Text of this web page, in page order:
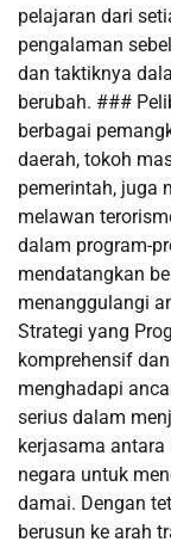
pelajaran dari
pengalaman
dan taktiknya
berubah. ###
berbagai
daerah, tokoh
pemerintah, juga
melawan
dalam program-
mendatangkan
menanggulangi
Strategi yang
komprehensif
menghadapi
serius dalam
kerjasama
negara untuk
damai. Dengan
berusun ke arah